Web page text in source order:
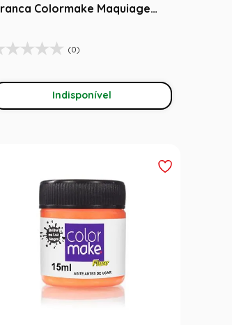
Colormake Maquiagem
(0)
Indisponível